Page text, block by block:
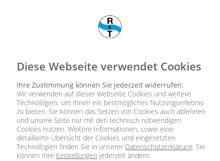
Diese Webseite verwendet Cookies
Ihre Zustimmung können Sie jederzeit widerrufen.
Wir verwenden auf dieser Webseite Cookies und weitere
Technologien, um Ihnen ein bestmögliches Nutzungserlebnis
zu bieten. Sie können das Setzen von Cookies auch ablehnen
und unsere Seite nur mit den technisch notwendigen
Cookies nutzen. Weitere Informationen, sowie eine
detaillierte Übersicht der Cookies und eingesetzten
Technologien finden Sie in unserer Datenschutzerklärung. Sie
können Ihre Einstellungen jederzeit ändern.